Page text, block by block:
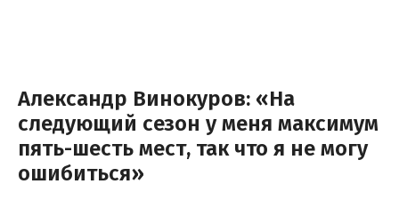
Александр Винокуров: «На
следующий сезон у меня максимум
пять-шесть мест, так что я не могу
ошибиться»